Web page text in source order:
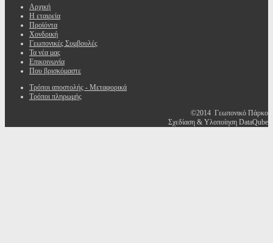
Αρχική
Η εταιρεία
Προϊόντα
Χονδρική
Γεωπονικές Συμβουλές
Τα νέα μας
Επικοινωνία
Που βρισκόμαστε
Τρόποι αποστολής - Μεταφορικά
Τρόποι πληρωμής
©2014 Γεωπονικό Πάρκο
Σχεδίαση & Υλοποίηση DataQube